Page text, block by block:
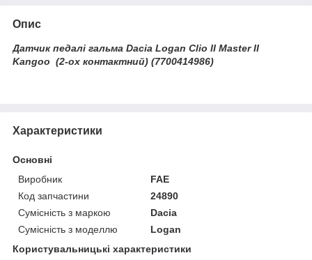
Опис
Датчик педалі гальма Dacia Logan Clio II Master II
Kangoo (2-ох контактний) (7700414986)
Характеристики
Основні
Виробник
FAE
Код запчастини
24890
Сумісність з маркою
Dacia
Сумісність з моделлю
Logan
Користувальницькі характеристики